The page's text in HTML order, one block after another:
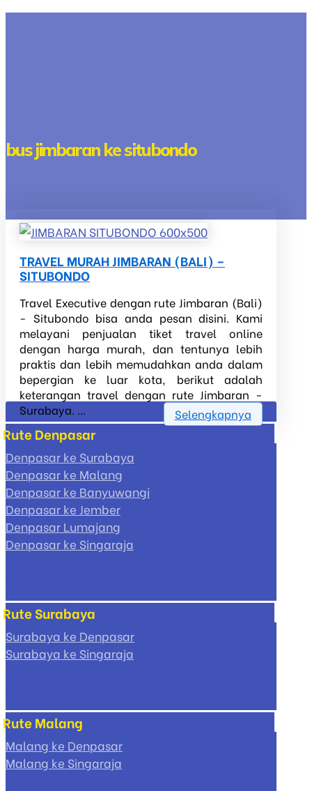
bus jimbaran ke situbondo
TRAVEL MURAH JIMBARAN (BALI) –
SITUBONDO
Travel Executive dengan rute Jimbaran (Bali)
- Situbondo bisa anda pesan disini. Kami
melayani penjualan tiket travel online
dengan harga murah, dan tentunya lebih
praktis dan lebih memudahkan anda dalam
bepergian ke luar kota, berikut adalah
keterangan travel dengan rute Jimbaran -
Surabaya. ...
Selengkapnya
Rute Denpasar
Denpasar ke Surabaya
Denpasar ke Malang
Denpasar ke Banyuwangi
Denpasar ke Jember
Denpasar Lumajang
Denpasar ke Singaraja
Rute Surabaya
Surabaya ke Denpasar
Surabaya ke Singaraja
Rute Malang
Malang ke Denpasar
Malang ke Singaraja